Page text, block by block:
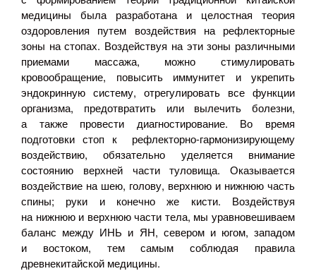
медицины была разработана и целостная теория
оздоровления путем воздействия на рефлекторные
зоны на стопах. Воздействуя на эти зоны различными
приемами массажа, можно стимулировать
кровообращение, повысить иммунитет и укрепить
эндокринную систему, отрегулировать все функции
организма, предотвратить или вылечить болезни,
а также провести диагностирование. Во время
подготовки стоп к рефлекторно-гармонизирующему
воздействию, обязательно уделяется внимание
состоянию верхней части туловища. Оказывается
воздействие на шею, голову, верхнюю и нижнюю часть
спины; руки и конечно же кисти. Воздействуя
на нижнюю и верхнюю части тела, мы уравновешиваем
баланс между ИНЬ и ЯН, севером и югом, западом
и востоком, тем самым соблюдая правила
древнекитайской медицины.